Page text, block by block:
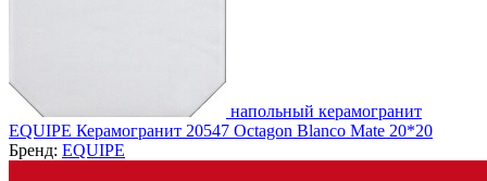
напольный керамогранит
EQUIPE Керамогранит 20547 Octagon Blanco Mate 20*20
Бренд: EQUIPE